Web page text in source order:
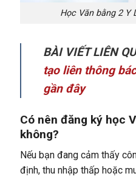
Học Văn bằng 2 Y
BÀI VIẾT LIÊN
tạo liên thông
gần đây
Có nên đăng ký học
không?
Nếu bạn đang cảm thấy
định, thu nhập thấp hoặc